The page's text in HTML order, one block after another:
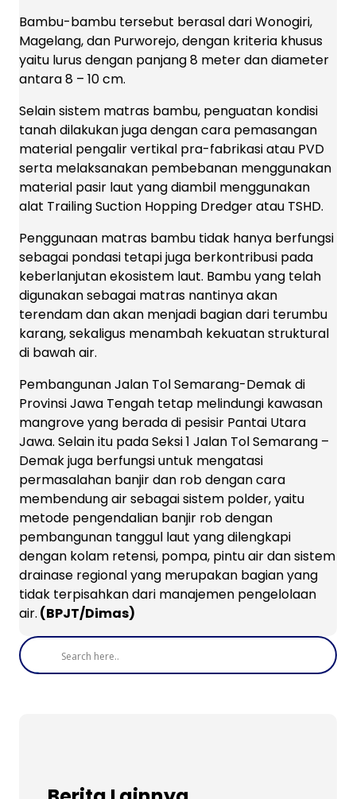
Bambu-bambu tersebut berasal dari Wonogiri,
Magelang, dan Purworejo, dengan kriteria khusus
yaitu lurus dengan panjang 8 meter dan diameter
antara 8 – 10 cm.
Selain sistem matras bambu, penguatan kondisi
tanah dilakukan juga dengan cara pemasangan
material pengalir vertikal pra-fabrikasi atau PVD
serta melaksanakan pembebanan menggunakan
material pasir laut yang diambil menggunakan
alat Trailing Suction Hopping Dredger atau TSHD.
Penggunaan matras bambu tidak hanya berfungsi
sebagai pondasi tetapi juga berkontribusi pada
keberlanjutan ekosistem laut. Bambu yang telah
digunakan sebagai matras nantinya akan
terendam dan akan menjadi bagian dari terumbu
karang, sekaligus menambah kekuatan struktural
di bawah air.
Pembangunan Jalan Tol Semarang-Demak di
Provinsi Jawa Tengah tetap melindungi kawasan
mangrove yang berada di pesisir Pantai Utara
Jawa. Selain itu pada Seksi 1 Jalan Tol Semarang –
Demak juga berfungsi untuk mengatasi
permasalahan banjir dan rob dengan cara
membendung air sebagai sistem polder, yaitu
metode pengendalian banjir rob dengan
pembangunan tanggul laut yang dilengkapi
dengan kolam retensi, pompa, pintu air dan sistem
drainase regional yang merupakan bagian yang
tidak terpisahkan dari manajemen pengelolaan
air. (BPJT/Dimas)